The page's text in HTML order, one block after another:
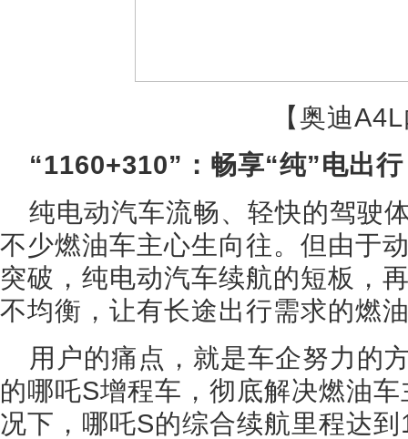
【奥迪
“1160+310”：畅享“纯”电出
纯电动汽车流畅、轻快的驾驶
不少燃油车主心生向往。但由于
突破，纯电动汽车续航的短板，
不均衡，让有长途出行需求的燃
用户的痛点，就是车企努力的
的哪吒S增程车，彻底解决燃油
况下，哪吒S的综合续航里程达